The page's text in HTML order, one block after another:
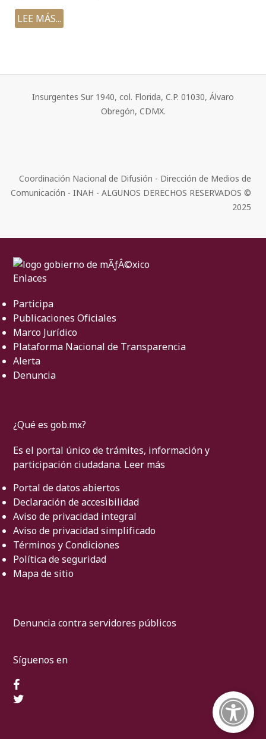
LEE MÁS...
Insurgentes Sur 1940, col. Florida, C.P. 01030, Álvaro
Obregón, CDMX.
Coordinación Nacional de Difusión - Dirección de Medios de
Comunicación - INAH - ALGUNOS DERECHOS RESERVADOS ©
2025
Enlaces
Participa
Publicaciones Oficiales
Marco Jurídico
Plataforma Nacional de Transparencia
Alerta
Denuncia
¿Qué es gob.mx?
Es el portal único de trámites, información y
participación ciudadana. Leer más
Portal de datos abiertos
Declaración de accesibilidad
Aviso de privacidad integral
Aviso de privacidad simplificado
Términos y Condiciones
Política de seguridad
Mapa de sitio
Denuncia contra servidores públicos
Síguenos en